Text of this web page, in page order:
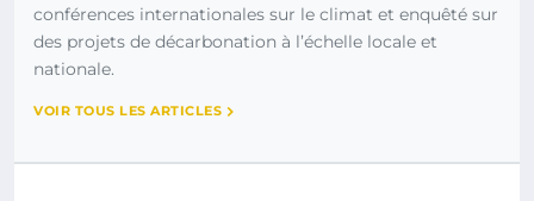
conférences internationales sur le climat et enquêté sur
des projets de décarbonation à l’échelle locale et
nationale.
VOIR TOUS LES ARTICLES